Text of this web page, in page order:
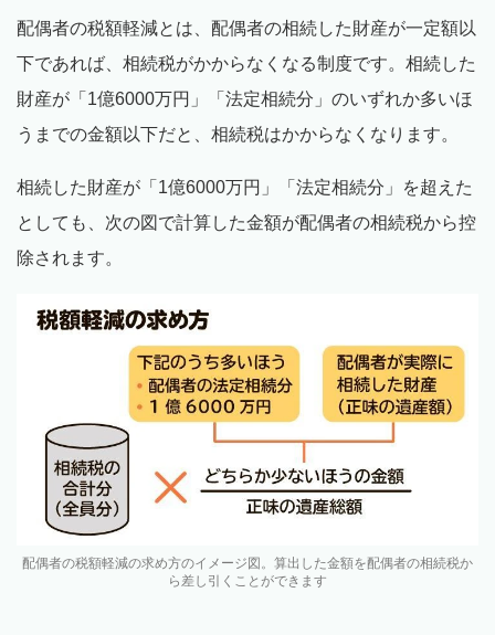
配偶者の税額軽減とは、配偶者の相続した財産が一定額以
下であれば、相続税がかからなくなる制度です。相続した
財産が「1億6000万円」「法定相続分」のいずれか多いほ
うまでの金額以下だと、相続税はかからなくなります。
相続した財産が「1億6000万円」「法定相続分」を超えた
としても、次の図で計算した金額が配偶者の相続税から控
除されます。
配偶者の税額軽減の求め方のイメージ図。算出した金額を配偶者の相続税か
ら差し引くことができます